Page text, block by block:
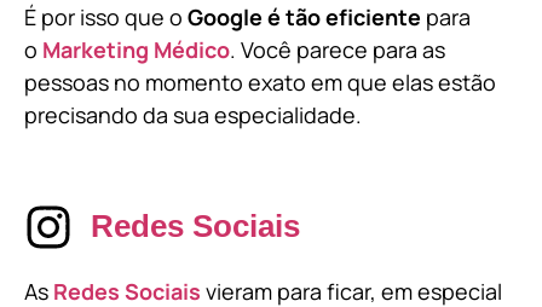
É por isso que o Google é tão eficiente para
o Marketing Médico. Você parece para as
pessoas no momento exato em que elas estão
precisando da sua especialidade.
Redes Sociais
As Redes Sociais vieram para ficar, em especial